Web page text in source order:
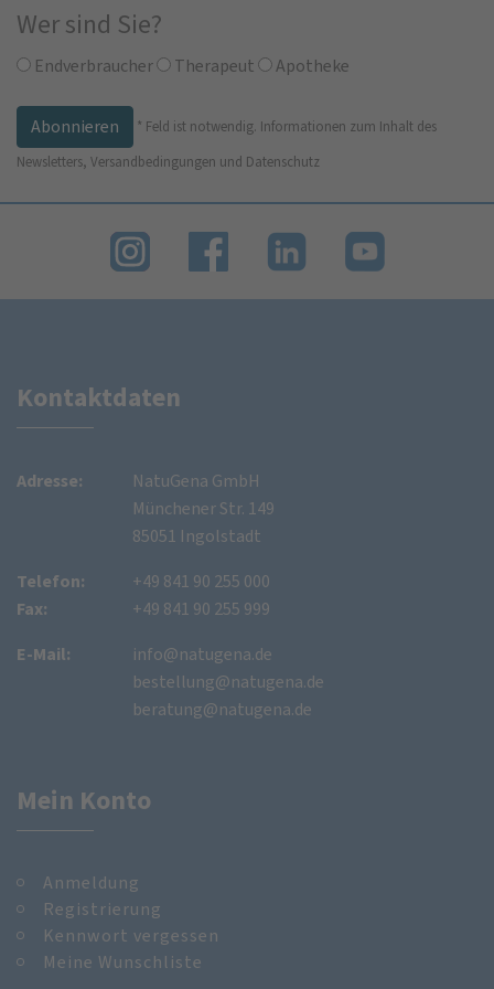
Wer sind Sie?
Endverbraucher Therapeut Apotheke
* Feld ist notwendig. Informationen zum Inhalt des
Newsletters, Versandbedingungen und Datenschutz
Kontaktdaten
Adresse:
NatuGena GmbH
Münchener Str. 149
85051 Ingolstadt
Telefon:
Fax:
+49 841 90 255 000
+49 841 90 255 999
E-Mail:
info@natugena.de
bestellung@natugena.de
beratung@natugena.de
Mein Konto
Anmeldung
Registrierung
Kennwort vergessen
Meine Wunschliste